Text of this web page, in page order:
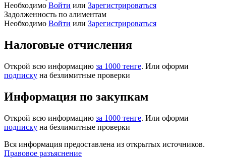
Необходимо Войти или Зарегистрироваться
Задолженность по алиментам
Необходимо Войти или Зарегистрироваться
Налоговые отчисления
Открой всю информацию за 1000 тенге. Или оформи
подписку на безлимитные проверки
Информация по закупкам
Открой всю информацию за 1000 тенге. Или оформи
подписку на безлимитные проверки
Вся информация предоставлена из открытых источников.
Правовое разъяснение